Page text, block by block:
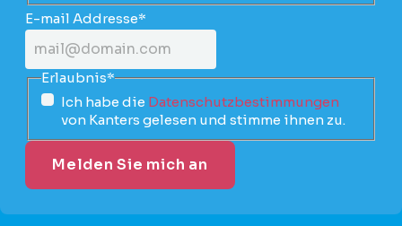
E-mail Addresse*
Erlaubnis*
Ich habe die Datenschutzbestimmungen
von Kanters gelesen und stimme ihnen zu.